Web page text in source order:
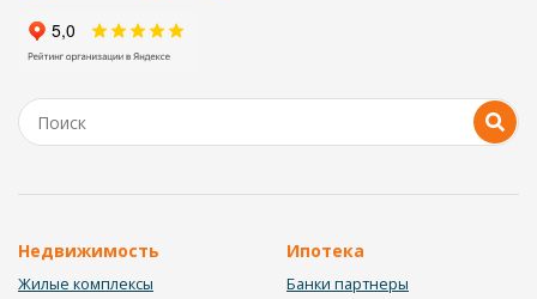
Недвижимость
Жилые комплексы
Ипотека
Банки партнеры